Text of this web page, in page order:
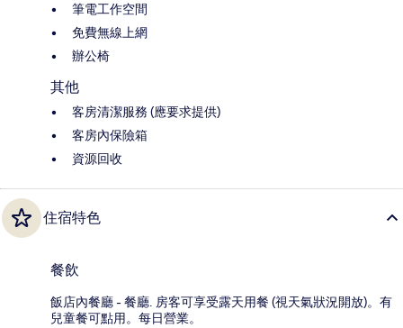
筆電工作空間
免費無線上網
辦公椅
其他
客房清潔服務 (應要求提供)
客房內保險箱
資源回收
住宿特色
餐飲
飯店內餐廳 - 餐廳. 房客可享受露天用餐 (視天氣狀況開放)。有
兒童餐可點用。每日營業。